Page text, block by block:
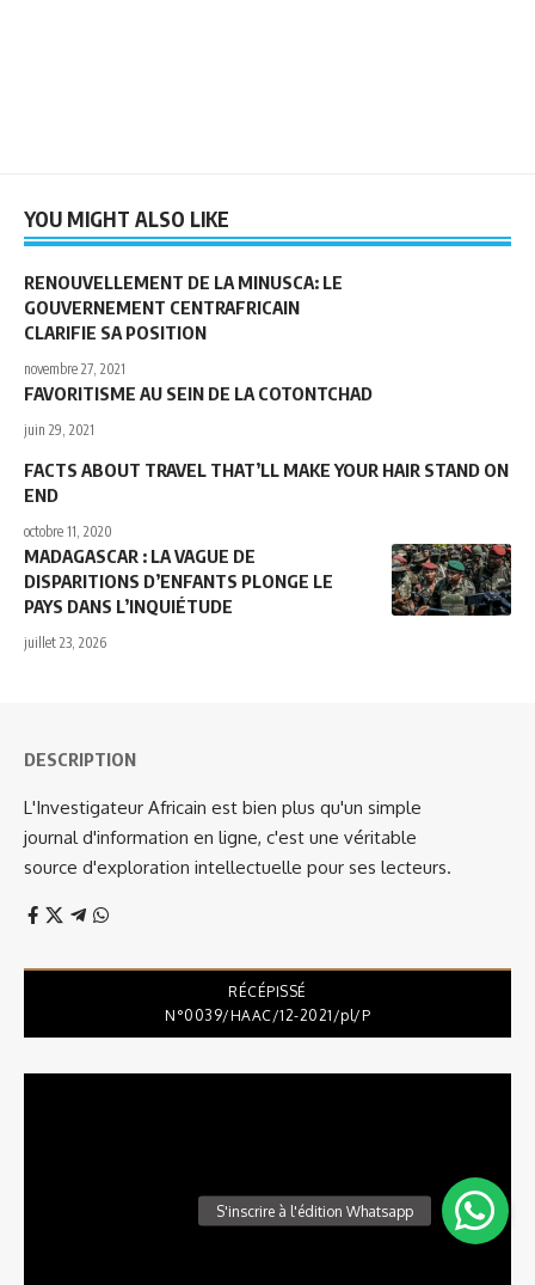
YOU MIGHT ALSO LIKE
RENOUVELLEMENT DE LA MINUSCA: LE
GOUVERNEMENT CENTRAFRICAIN
CLARIFIE SA POSITION
novembre 27, 2021
FAVORITISME AU SEIN DE LA COTONTCHAD
juin 29, 2021
FACTS ABOUT TRAVEL THAT’LL MAKE YOUR HAIR STAND ON
END
octobre 11, 2020
MADAGASCAR : LA VAGUE DE
DISPARITIONS D’ENFANTS PLONGE LE
PAYS DANS L’INQUIÉTUDE
juillet 23, 2026
DESCRIPTION
L'Investigateur Africain est bien plus qu'un simple
journal d'information en ligne, c'est une véritable
source d'exploration intellectuelle pour ses lecteurs.
RÉCÉPISSÉ
N°0039/HAAC/12-2021/pl/P